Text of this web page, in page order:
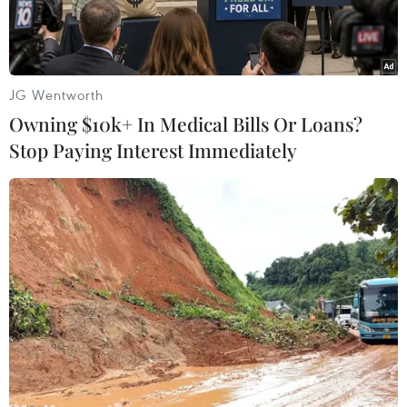
trạng nướcmặn xâm nhập sâu vào nội đồng,
vùng hạ lưu các sông và một số khu vựcven
biển, đã trở nên phổ biến tại nhiều địa phương
trong tỉnh.
Theo đó, tại thị xã Ninh Hòa, diện tích vùng
nước ngầm bịnhiễm mặn hiện lên đến 60km2,
kéo dài từ Hòn Khói đến Ninh Hòa, NinhLộc. Tại
huyện Vạn Ninh, diện tích nhiễm mặn khoảng
15km2, từ Tu Bôngđến thị trấn Vạn Giã.
Ở thành phố Cam Ranh, diện tích vùng nước bị
nhiễmmặn diễn ra ở nhiều nơi, có chỗ “lưỡi
mặn” xâm nhập sâu vào đất liền từ6-8km. Tình
trạng nhiễm mặn mạch nước ngầm cũng diễn
ra ở thành phốNha Trang, tại vùng thung lũng
JG Wentworth
Owning $10k+ In Medical Bills Or Loans?
Stop Paying Interest Immediately